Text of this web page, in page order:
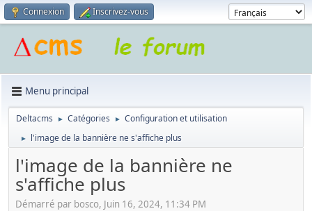
Connexion Inscrivez-vous
Menu principal
Deltacms ► Catégories ► Configuration et utilisation
► l'image de la bannière ne s'affiche plus
l'image de la bannière ne
s'affiche plus
Démarré par bosco, Juin 16, 2024, 11:34 PM